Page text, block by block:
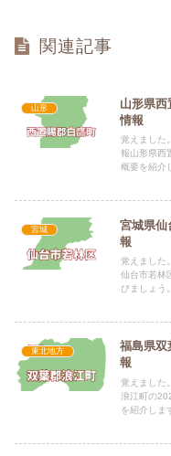
関連記事
山形
山形県西
情報
覚えました
報山形県西
概要を紹介
宮城
宮城県仙
報
覚えました
仙台市若林
びましょう
東北地方
福島県双
報
覚えました
浪江町の
を紹介しま